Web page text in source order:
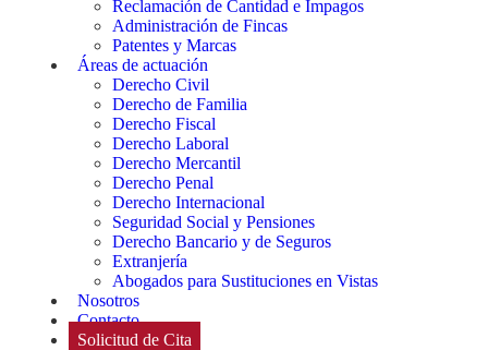
Reclamación de Cantidad e Impagos
Administración de Fincas
Patentes y Marcas
Áreas de actuación
Derecho Civil
Derecho de Familia
Derecho Fiscal
Derecho Laboral
Derecho Mercantil
Derecho Penal
Derecho Internacional
Seguridad Social y Pensiones
Derecho Bancario y de Seguros
Extranjería
Abogados para Sustituciones en Vistas
Nosotros
Contacto
Solicitud de Cita